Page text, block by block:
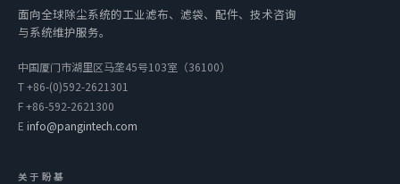
面向全球除尘系统的工业滤布、滤袋、配件、技术咨询
与系统维护服务。
中国厦门市湖里区马垄45号103室（36100）
T+86-(0)592-2621301
F+86-592-2621300
E info@pangintech.com
关于盼基